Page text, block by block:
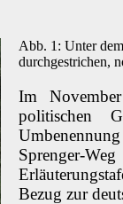
Abb. 1: Unter
durchgestrichen,
Im
politischen
Sprenger-
Bezug zur